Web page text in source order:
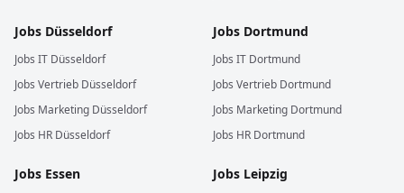
Jobs Düsseldorf
Jobs IT Düsseldorf
Jobs Vertrieb Düsseldorf
Jobs Marketing Düsseldorf
Jobs HR Düsseldorf
Jobs Dortmund
Jobs IT Dortmund
Jobs Vertrieb Dortmund
Jobs Marketing Dortmund
Jobs HR Dortmund
Jobs Essen Jobs Leipzig